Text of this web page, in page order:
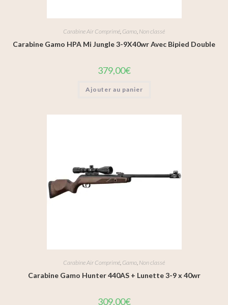
Carabine Air Comprimé Gamo Non classé
Carabine Gamo HPA Mi Jungle 3-9X40wr Avec Bipied Double
379,00€
Ajouter au panier
Carabine Air Comprimé, Gamo, Non classé
Carabine Gamo Hunter 440AS + Lunette 3-9 x 40wr
309,00€